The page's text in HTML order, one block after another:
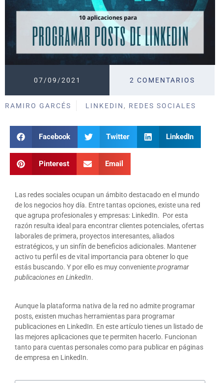
07/09/2021 2 COMENTARIOS
RAMIRO GARCÉS LINKEDIN , REDES SOCIALES
Facebook Twitter LinkedIn
Pinterest Email
Las redes sociales ocupan un ámbito destacado en el mundo
de los negocios hoy día. Entre tantas opciones, existe una red
que agrupa profesionales y empresas: LinkedIn. Por esta
razón resulta ideal para encontrar clientes potenciales, ofertas
laborales de primera, proyectos interesantes, aliados
estratégicos, y un sinfín de beneficios adicionales. Mantener
activo tu perfil es de vital importancia para obtener lo que
estás buscando. Y por ello es muy convenienteprogramar
publicaciones en LinkedIn.
Aunque la plataforma nativa de la red no admite programar
posts, existen muchas herramientas para programar
publicaciones en LinkedIn. En este artículo tienes un listado de
las mejores aplicaciones que te permiten hacerlo. Funcionan
tanto para cuentas personales como para publicar en páginas
de empresa en LinkedIn.